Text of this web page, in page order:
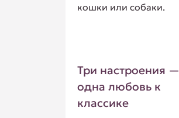
кошки или собаки.
Три настроения —
одна любовь к
классике